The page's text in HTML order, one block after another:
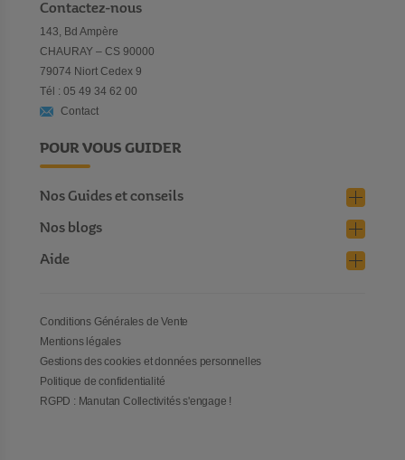
Contactez-nous
143, Bd Ampère
CHAURAY – CS 90000
79074 Niort Cedex 9
Tél : 05 49 34 62 00
Contact
POUR VOUS GUIDER
Nos Guides et conseils
Nos blogs
Aide
Conditions Générales de Vente
Mentions légales
Gestions des cookies et données personnelles
Politique de confidentialité
RGPD : Manutan Collectivités s'engage !